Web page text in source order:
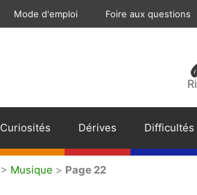
Mode d'emploi Foire aux questions
Curiosités Dérives Difficultés
> Musique > Page 22